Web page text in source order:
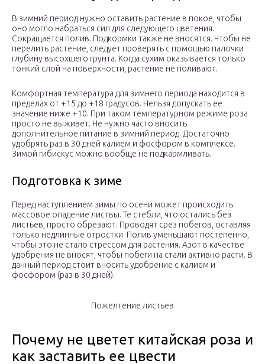
В зимний период нужно оставить растение в покое, чтобы
оно могло набраться сил для следующего цветения.
Сокращается полив. Подкормки также не вносятся. Чтобы не
перелить растение, следует проверять с помощью палочки
глубину высохшего грунта. Когда сухим оказывается только
тонкий слой на поверхности, растение не поливают.
Комфортная температура для зимнего периода находится в
пределах от +15 до +18 градусов. Нельзя допускать ее
значение ниже +10. При таком температурном режиме роза
просто не выживет. Не нужно часто вносить
дополнительное питание в зимний период. Достаточно
удобрять раз в 30 дней калием и фосфором в комплексе.
Зимой гибискус можно вообще не подкармливать.
Подготовка к зиме
Перед наступлением зимы по осени может происходить
массовое опадение листвы. Те стебли, что остались без
листьев, просто обрезают. Проводят срез побегов, оставляя
только недлинные отростки. Полив уменьшают постепенно,
чтобы это не стало стрессом для растения. Азот в качестве
удобрения не вносят, чтобы побеги на стали активно расти. В
данный период стоит вносить удобрение с калием и
фосфором (раз в 30 дней).
Пожелтение листьев
Почему не цветет китайская роза и
как заставить ее цвести